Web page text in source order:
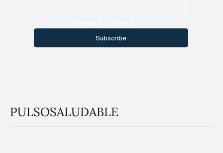
Subscribe
PULSOSALUDABLE